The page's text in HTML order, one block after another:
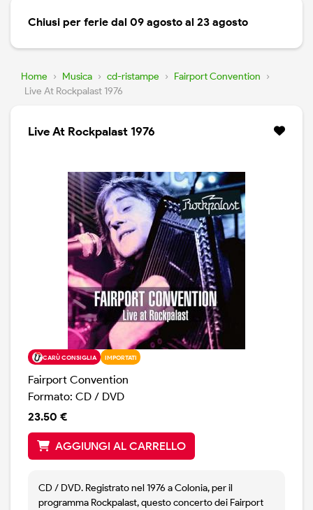
Chiusi per ferie dal 09 agosto al 23 agosto
Home › Musica › cd-ristampe › Fairport Convention ›
Live At Rockpalast 1976
Live At Rockpalast 1976
CARÙ CONSIGLIA IMPORTATI
Fairport Convention
Formato: CD / DVD
23.50 €
AGGIUNGI AL CARRELLO
CD / DVD. Registrato nel 1976 a Colonia, per il
programma Rockpalast, questo concerto dei Fairport